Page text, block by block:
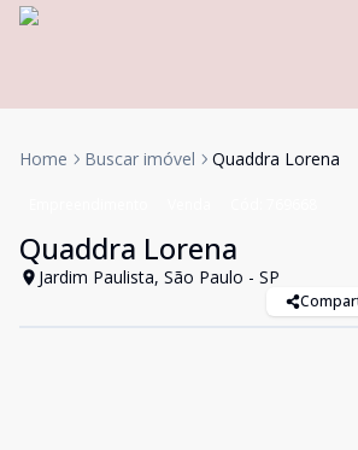
Home Buscar imóvel Quaddra Lorena
Quaddra Lorena
Jardim Paulista, São Paulo - SP